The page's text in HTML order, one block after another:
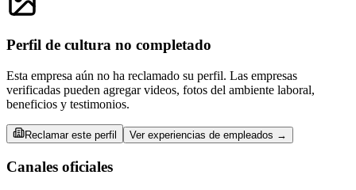
Perfil de cultura no completado
Esta empresa aún no ha reclamado su perfil. Las empresas
verificadas pueden agregar videos, fotos del ambiente laboral,
beneficios y testimonios.
Reclamar este perfil Ver experiencias de empleados →
Canales oficiales